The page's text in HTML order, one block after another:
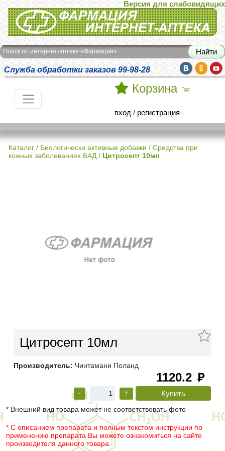
Интернет-аптека Фармация
Версия для слабовидящих
Поиск по интернет-аптеке «Фармация»
Служба обработки заказов 99-98-28
Корзина
вход / регистрация
Каталог / Биологически активные добавки / Средства при
кожных заболеваниях БАД / Цитросепт 10мл
Цитросепт 10мл
Производитель: Чинтамани Поланд
1120.2 руб
- +
* Внешний вид товара может не соответствовать фото
* С описанием препарата и полным текстом инструкции по
применению препарата Вы можете ознакомиться на сайте
производителя данного товара.